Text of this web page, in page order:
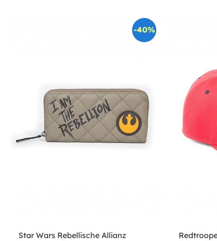
-40%
Star Wars Rebellische Allianz